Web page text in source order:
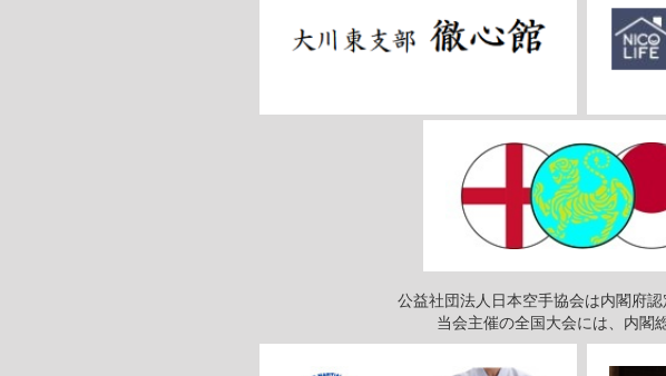
公益社団法人日本空手協会は内閣府
当会主催の全国大会には、内閣